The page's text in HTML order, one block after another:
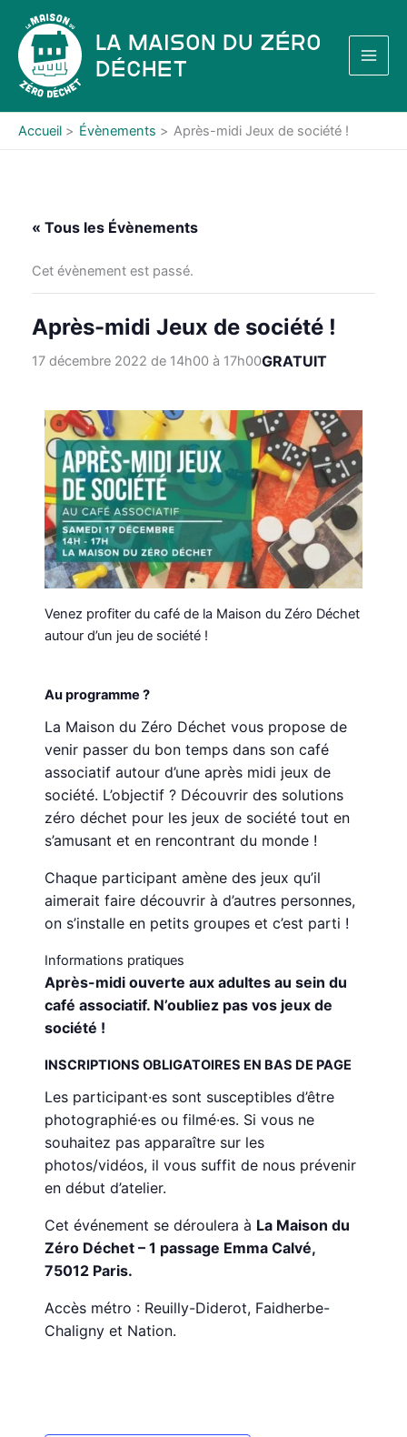
contenu
La Maison du Zéro
Déchet
Accueil Évènements Après-midi Jeux de société !
« Tous les Évènements
Cet évènement est passé.
Après-midi Jeux de société !
17 décembre 2022 de 14h00à 17h00GRATUIT
Venez profiter du café de la Maison du Zéro Déchet
autour d’un jeu de société !
Au programme ?
La Maison du Zéro Déchet vous propose de
venir passer du bon temps dans son café
associatif autour d’une après midi jeux de
société. L’objectif ? Découvrir des solutions
zéro déchet pour les jeux de société tout en
s’amusant et en rencontrant du monde !
Chaque participant amène des jeux qu’il
aimerait faire découvrir à d’autres personnes,
on s’installe en petits groupes et c’est parti !
Informations pratiques
Après-midi ouverte aux adultes au sein du
café associatif. N’oubliez pas vos jeux de
société !
INSCRIPTIONS OBLIGATOIRES EN BAS DE PAGE
Les participant·es sont susceptibles d’être
photographié·es ou filmé·es. Si vous ne
souhaitez pas apparaître sur les
photos/vidéos, il vous suffit de nous prévenir
en début d’atelier.
Cet événement se déroulera à La Maison du
Zéro Déchet – 1 passage Emma Calvé,
75012 Paris.
Accès métro : Reuilly-Diderot, Faidherbe-
Chaligny et Nation.